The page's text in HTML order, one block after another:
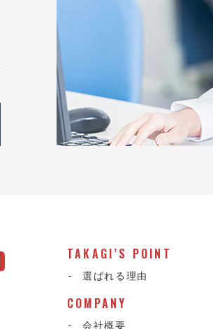
TAKAGI’S POINT
選ばれる理由
COMPANY
会社概要